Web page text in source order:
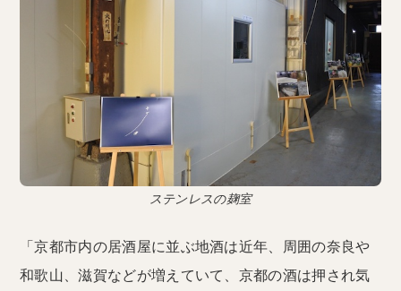
ステンレスの麹室
「京都市内の居酒屋に並ぶ地酒は近年、周囲の奈良や
和歌山、滋賀などが増えていて、京都の酒は押され気